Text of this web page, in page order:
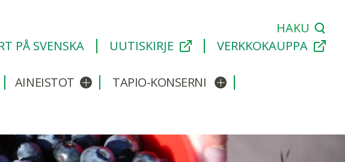
HAKU
PÅ SVENSKA UUTISKIRJE VERKKOKAUPPA
AINEISTOT Avaa/sulje alavalikko
TAPIO-KONSERNI Avaa/sulje alavalikko